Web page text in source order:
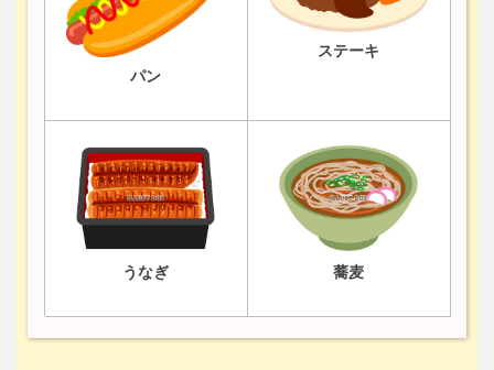
パン
ステーキ
うなぎ 蕎麦